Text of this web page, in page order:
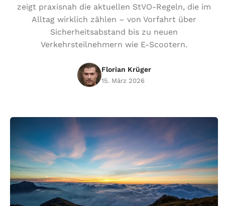
zeigt praxisnah die aktuellen StVO-Regeln, die im
Alltag wirklich zählen – von Vorfahrt über
Sicherheitsabstand bis zu neuen
Verkehrsteilnehmern wie E-Scootern.
Florian Krüger
15. März 2026